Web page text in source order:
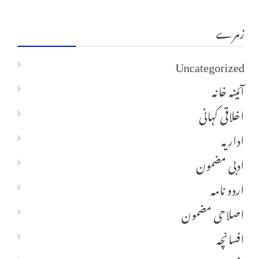
زمرے
Uncategorized
آئینہ خانہ
اخلاقی کہانی
اداریہ
ادبی مضمون
اردو نامہ
اصلاحی مضمون
افسانچہ